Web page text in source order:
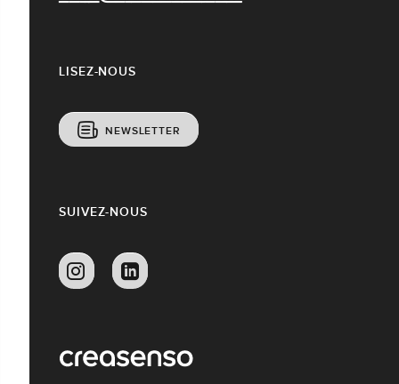
LISEZ-NOUS
NEWSLETTER
SUIVEZ-NOUS